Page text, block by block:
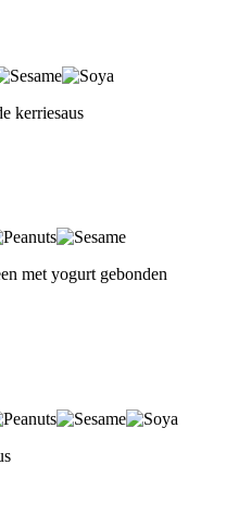
kerriesaus
met yogurt gebonden